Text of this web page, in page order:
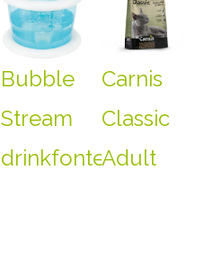
Bubble
Stream
drinkfontein
Carnis
Classic
Adult